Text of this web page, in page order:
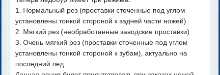
1. Нормальный рез (проставки сточенные под углом
установлены тонкой стороной к задней части ножей).
2. Мягкий рез (необработанные заводские проставки)
3. Очень мягкий рез (проставки сточенные под углом
установлены тонкой стороной к зубам), актуально на
последний лед.